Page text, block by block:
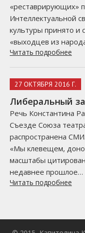
«реставрирующих»
Интеллектуальной
культуры принято и
«выходцев из
Читать подробнее
27 ОКТЯБРЯ 2016 Г.
Либеральный
Речь Константина
Съезде Союза
распространена
«Мы клевещем,
масштабы
недавнее прошлое…
Читать подробнее